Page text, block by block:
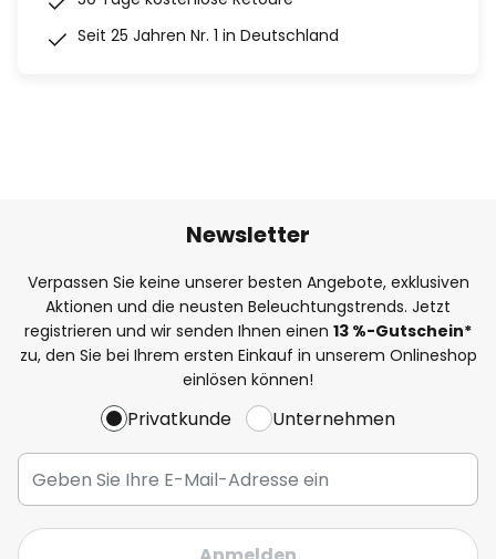
Seit 25 Jahren Nr. 1 in Deutschland
Newsletter
Verpassen Sie keine unserer besten Angebote, exklusiven
Aktionen und die neusten Beleuchtungstrends. Jetzt
registrieren und wir senden Ihnen einen 13 %-Gutschein*
zu, den Sie bei Ihrem ersten Einkauf in unserem Onlineshop
einlösen können!
Privatkunde Unternehmen